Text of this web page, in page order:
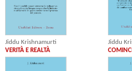
Jiddu Krishnamurti
VERITÀ E REALTÀ
Jiddu